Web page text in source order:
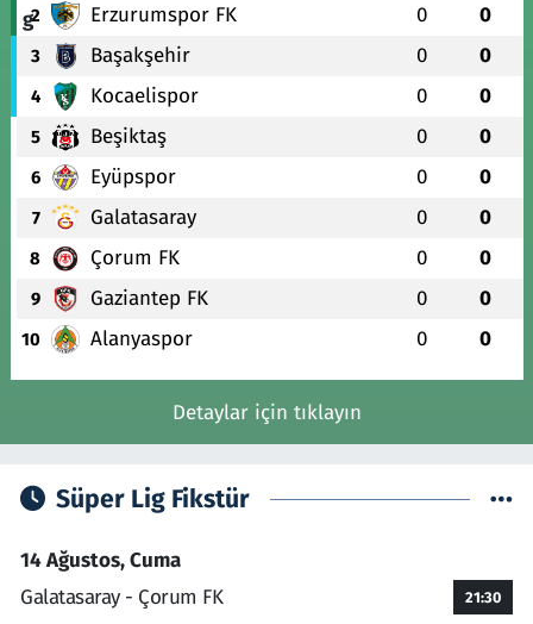
2 Erzurumspor FK 0 0
3 Başakşehir 0 0
4 Kocaelispor 0 0
5 Beşiktaş 0 0
6 Eyüpspor 0 0
7 Galatasaray 0 0
8 Çorum FK 0 0
9 Gaziantep FK 0 0
10 Alanyaspor 0 0
Detaylar için tıklayın
Süper Lig Fikstür
14 Ağustos, Cuma
Galatasaray - Çorum FK
21:30